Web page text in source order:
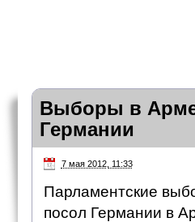
Выборы в
Германии
7 мая 2012, 11:33
Парламентские
посол Германии в